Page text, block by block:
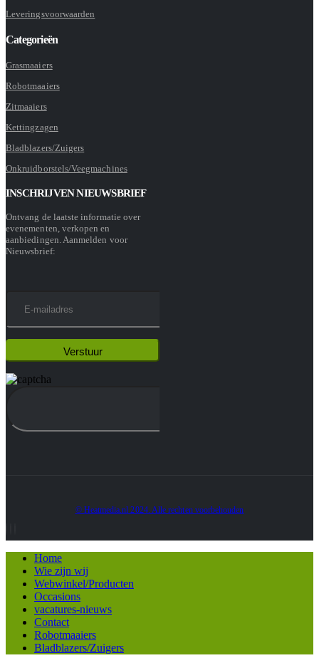
Leveringsvoorwaarden
Categorieën
Grasmaaiers
Robotmaaiers
Zitmaaiers
Kettingzagen
Bladblazers/Zuigers
Onkruidborstels/Veegmachines
INSCHRIJVEN NIEUWSBRIEF
Ontvang de laatste informatie over
evenementen, verkopen en
aanbiedingen. Aanmelden voor
Nieuwsbrief:
© Heatmedia.nl 2024. Alle rechten voorbehouden
Home
Wie zijn wij
Webwinkel/Producten
Occasions
vacatures-nieuws
Contact
Robotmaaiers
Bladblazers/Zuigers